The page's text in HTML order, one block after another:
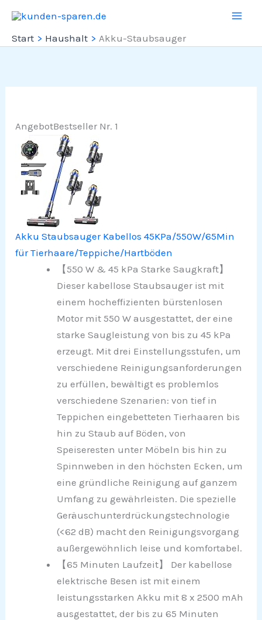
Inhalt
springen
Start Haushalt Akku-Staubsauger
AngebotBestseller Nr. 1
Akku Staubsauger Kabellos 45KPa/550W/65Min
für Tierhaare/Teppiche/Hartböden
【550 W & 45 kPa Starke Saugkraft】
Dieser kabellose Staubsauger ist mit
einem hocheffizienten bürstenlosen
Motor mit 550 W ausgestattet, der eine
starke Saugleistung von bis zu 45 kPa
erzeugt. Mit drei Einstellungsstufen, um
verschiedene Reinigungsanforderungen
zu erfüllen, bewältigt es problemlos
verschiedene Szenarien: von tief in
Teppichen eingebetteten Tierhaaren bis
hin zu Staub auf Böden, von
Speiseresten unter Möbeln bis hin zu
Spinnweben in den höchsten Ecken, um
eine gründliche Reinigung auf ganzem
Umfang zu gewährleisten. Die spezielle
Geräuschunterdrückungstechnologie
(<62 dB) macht den Reinigungsvorgang
außergewöhnlich leise und komfortabel.
【65 Minuten Laufzeit】 Der kabellose
elektrische Besen ist mit einem
leistungsstarken Akku mit 8 x 2500 mAh
ausgestattet, der bis zu 65 Minuten